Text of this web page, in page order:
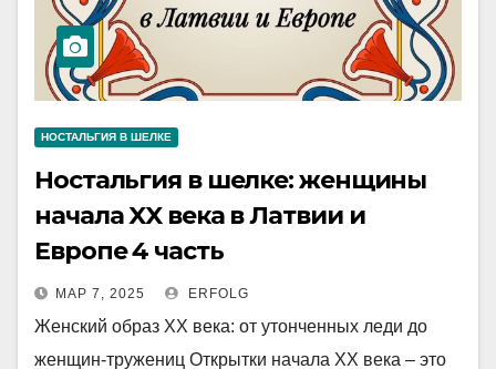
НОСТАЛЬГИЯ В ШЕЛКЕ
Ностальгия в шелке: женщины
начала XX века в Латвии и
Европе 4 часть
МАР 7, 2025 ERFOLG
Женский образ XX века: от утонченных леди до
женщин-тружениц Открытки начала XX века – это